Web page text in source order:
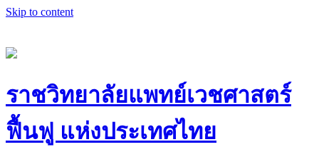
Skip to content
ราชวิทยาลัยแพทย์เวชศาสตร์
ฟื้นฟู แห่งประเทศไทย